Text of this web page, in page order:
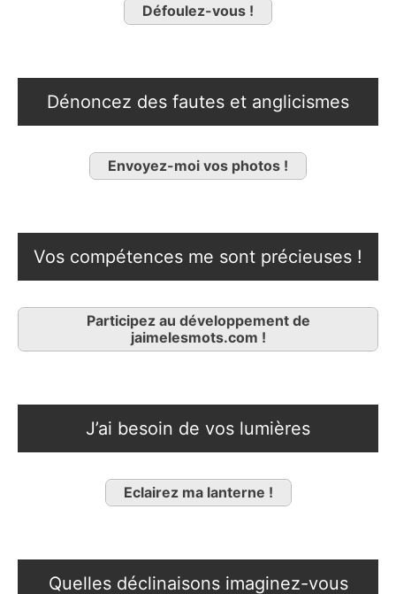
Défoulez-vous !
Dénoncez des fautes et anglicismes
Envoyez-moi vos photos !
Vos compétences me sont précieuses !
Participez au développement de
jaimelesmots.com !
J’ai besoin de vos lumières
Eclairez ma lanterne !
Quelles déclinaisons imaginez-vous